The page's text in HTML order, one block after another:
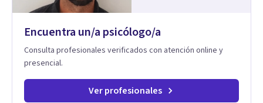
Encuentra un/a psicólogo/a
Consulta profesionales verificados con atención online y
presencial.
Ver profesionales